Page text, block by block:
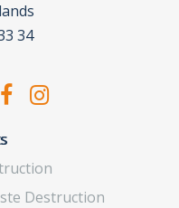
34
Destruction